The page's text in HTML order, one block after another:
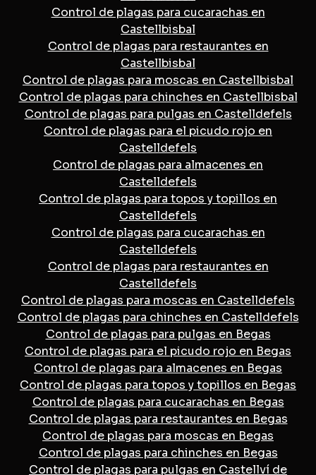
Control de plagas para cucarachas en
Castellbisbal
Control de plagas para restaurantes en
Castellbisbal
Control de plagas para moscas en Castellbisbal
Control de plagas para chinches en Castellbisbal
Control de plagas para pulgas en Castelldefels
Control de plagas para el picudo rojo en
Castelldefels
Control de plagas para almacenes en
Castelldefels
Control de plagas para topos y topillos en
Castelldefels
Control de plagas para cucarachas en
Castelldefels
Control de plagas para restaurantes en
Castelldefels
Control de plagas para moscas en Castelldefels
Control de plagas para chinches en Castelldefels
Control de plagas para pulgas en Begas
Control de plagas para el picudo rojo en Begas
Control de plagas para almacenes en Begas
Control de plagas para topos y topillos en Begas
Control de plagas para cucarachas en Begas
Control de plagas para restaurantes en Begas
Control de plagas para moscas en Begas
Control de plagas para chinches en Begas
Control de plagas para pulgas en Castellví de